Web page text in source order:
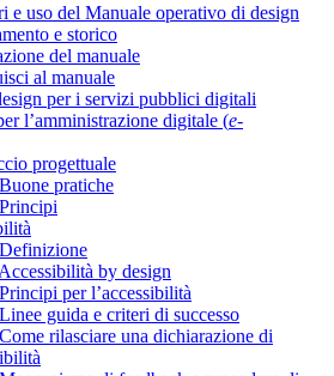
e uso del Manuale operativo di design
e storico
del manuale
al manuale
per i servizi pubblici digitali
l’amministrazione digitale (e-
progettuale
pratiche
by design
per l’accessibilità
guida e criteri di successo
rilasciare una dichiarazione di